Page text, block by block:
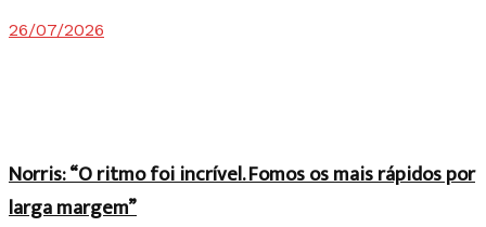
26/07/2026
Norris: “O ritmo foi incrível. Fomos os mais rápidos por
larga margem”